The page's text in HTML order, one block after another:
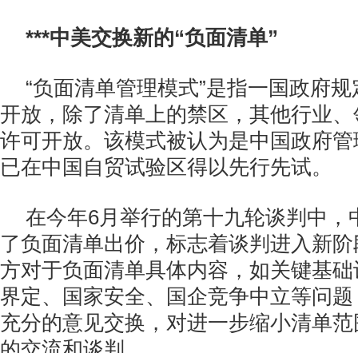
***中美交换新的“负面清单”
“负面清单管理模式”是指一国政府
开放，除了清单上的禁区，其他行业
许可开放。该模式被认为是中国政府
已在中国自贸试验区得以先行先试。
在今年6月举行的第十九轮谈判中，
了负面清单出价，标志着谈判进入新
方对于负面清单具体内容，如关键基
界定、国家安全、国企竞争中立等问
充分的意见交换，对进一步缩小清单